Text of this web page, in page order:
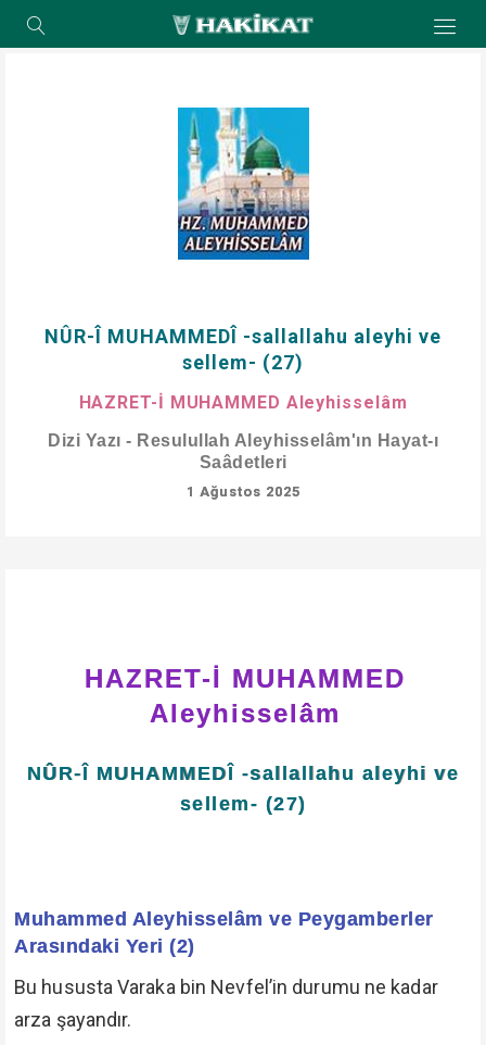
NÛR-Î MUHAMMEDÎ -sallallahu aleyhi ve
sellem- (27)
HAZRET-İ MUHAMMED Aleyhisselâm
Dizi Yazı - Resulullah Aleyhisselâm'ın Hayat-ı
Saâdetleri
1 Ağustos 2025
HAZRET-İ MUHAMMED
Aleyhisselâm
NÛR-Î MUHAMMEDÎ -sallallahu aleyhi ve
sellem- (27)
Muhammed Aleyhisselâm ve Peygamberler
Arasındaki Yeri (2)
Bu hususta Varaka bin Nevfel’in durumu ne kadar
arza şayandır.